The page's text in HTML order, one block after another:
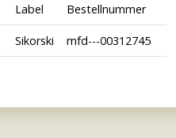
Label Bestellnummer
Sikorski mfd---00312745